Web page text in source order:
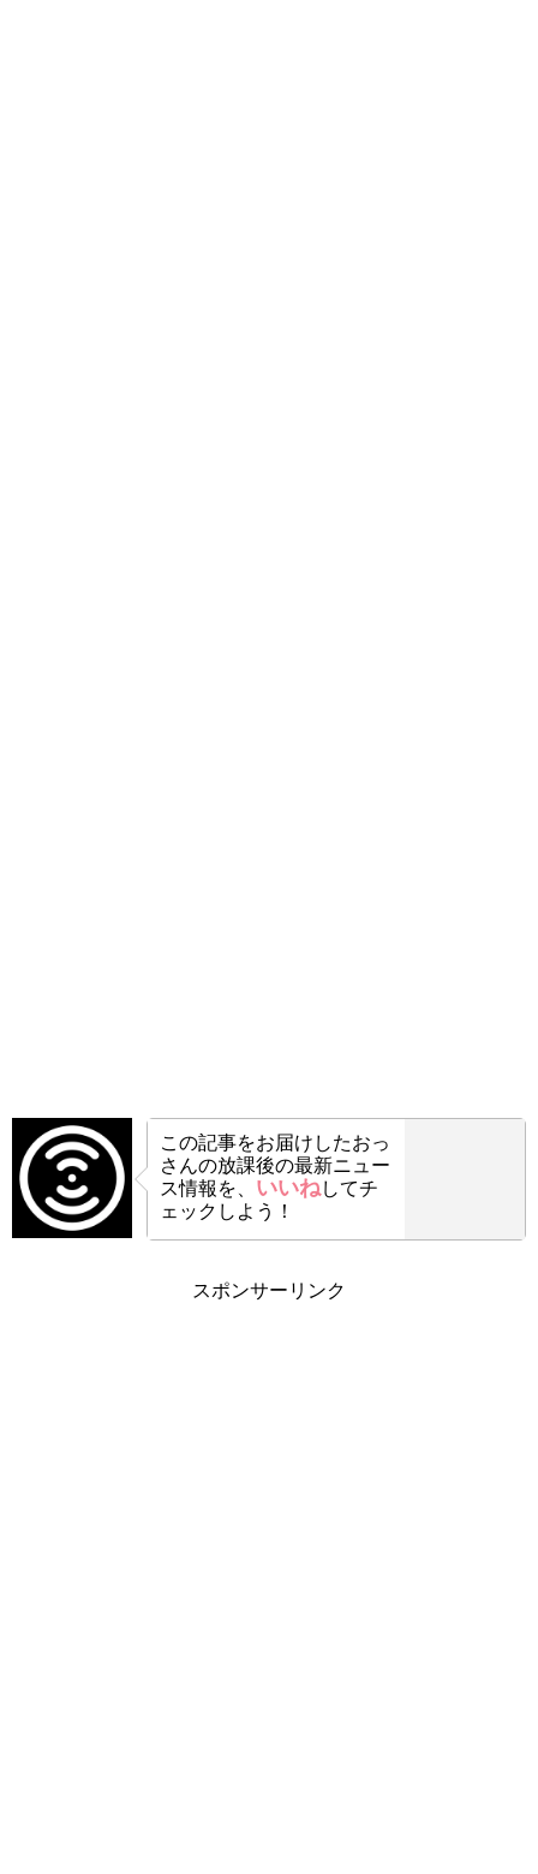
この記事をお届けしたおっ
さんの放課後の最新ニュー
ス情報を、 いいねしてチ
ェックしよう！
スポンサーリンク